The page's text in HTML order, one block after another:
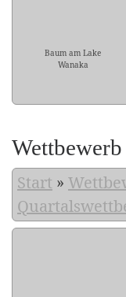
Baum am Lake
Wanaka
Start »